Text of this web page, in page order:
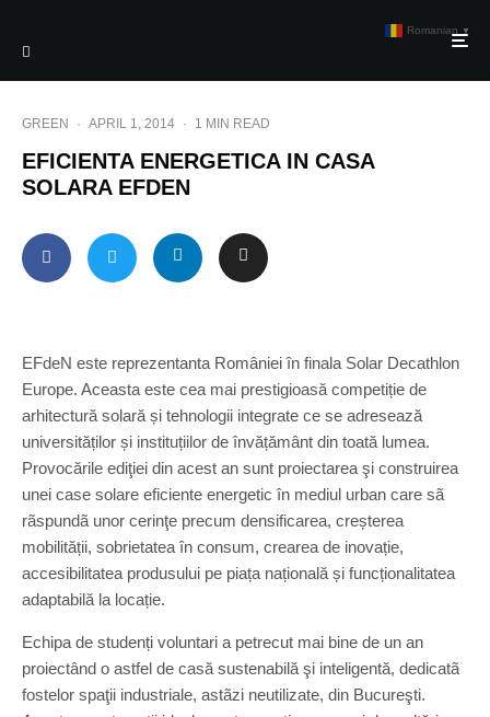
GREEN · APRIL 1, 2014 · 1 MIN READ
EFICIENTA ENERGETICA IN CASA
SOLARA EFDEN
EFdeN este reprezentanta României în finala Solar Decathlon
Europe. Aceasta este cea mai prestigioasă competiție de
arhitectură solară și tehnologii integrate ce se adresează
universităților și instituțiilor de învățământ din toată lumea.
Provocările ediţiei din acest an sunt proiectarea şi construirea
unei case solare eficiente energetic în mediul urban care sã
rãspundã unor cerinţe precum densificarea, creșterea
mobilității, sobrietatea în consum, crearea de inovație,
accesibilitatea produsului pe piața națională și funcționalitatea
adaptabilă la locație.
Echipa de studenți voluntari a petrecut mai bine de un an
proiectând o astfel de casă sustenabilă şi inteligentă, dedicatã
fostelor spaţii industriale, astãzi neutilizate, din Bucureşti.
Romanian ▼